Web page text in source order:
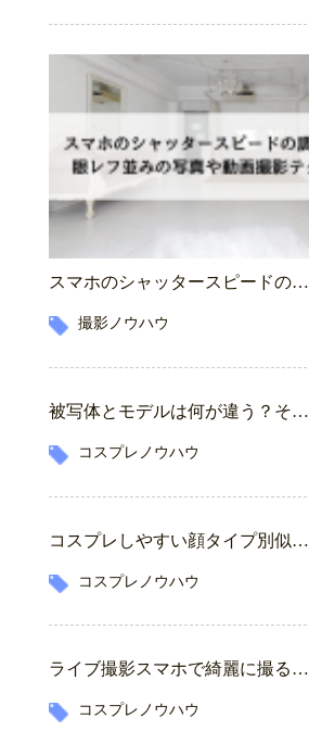
スマホのシャッタースピードの…
撮影ノウハウ
被写体とモデルは何が違う？そ…
コスプレノウハウ
コスプレしやすい顔タイプ別似…
コスプレノウハウ
ライブ撮影スマホで綺麗に撮る…
コスプレノウハウ